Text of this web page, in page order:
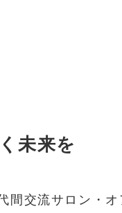
未来を
間交流サロン・オ